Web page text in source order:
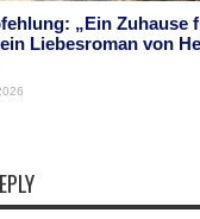
„Ein Zuhause
Liebesroman von